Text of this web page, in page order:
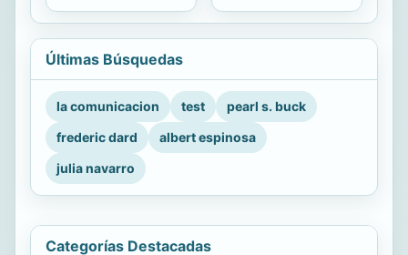
Últimas Búsquedas
la comunicacion test
pearl s. buck
frederic dard
albert espinosa
julia navarro
Categorías Destacadas